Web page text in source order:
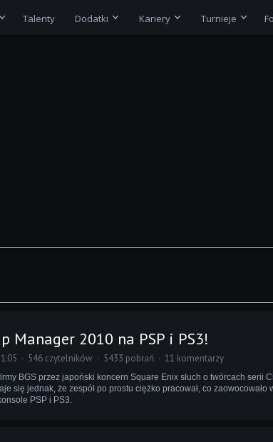
Talenty Dodatki Kariery Turnieje
Manager 2010 na PSP i PS3!
546 czytelników 5433 pobrań 11 komentarzy
BGS przez japoński koncern Square Enix słuch o twórcach serii
się jednak, że zespół po prostu ciężko pracował, co zaowocowało
PSP i PS3.